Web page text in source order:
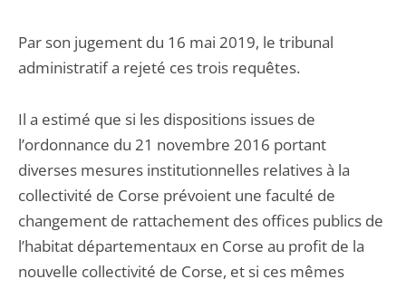
Par son jugement du 16 mai 2019, le tribunal
administratif a rejeté ces trois requêtes.
Il a estimé que si les dispositions issues de
l’ordonnance du 21 novembre 2016 portant
diverses mesures institutionnelles relatives à la
collectivité de Corse prévoient une faculté de
changement de rattachement des offices publics de
l’habitat départementaux en Corse au profit de la
nouvelle collectivité de Corse, et si ces mêmes